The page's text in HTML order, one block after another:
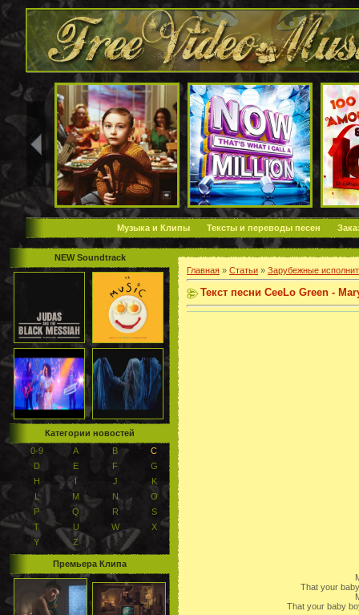
Музыка и Клипы Тексты и переводы песен
NEW Soundtrack
Категории новостей
0-9
A B
C
D
E F
G
H
I J
K
L
M N
O
P
Q R
S
T
U W
X
Y
Z
Премьера Клипа
Главная » Статьи » Зарубежные
Текст песни CeeLo Green -
That your
That your baby